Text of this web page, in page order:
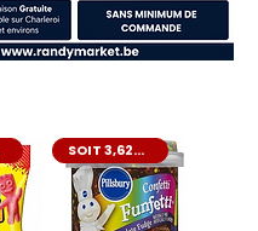
SOIT 3,62€/PC